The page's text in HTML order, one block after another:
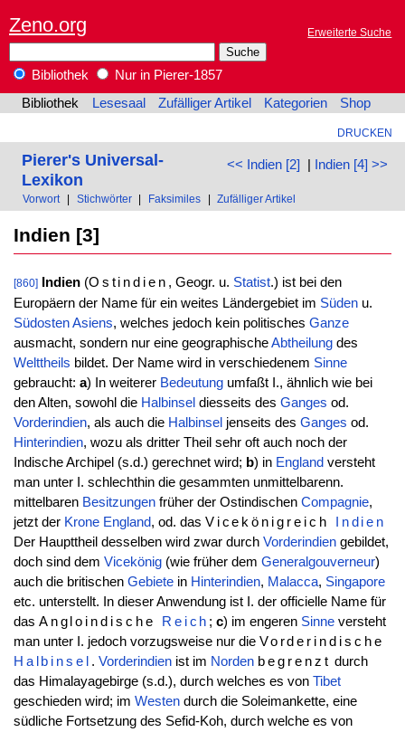
Zeno.org Erweiterte Suche
Bibliothek
Nur in Pierer-1857
Bibliothek
Lesesaal Zufälliger Artikel Kategorien Shop
DRUCKEN
<< Indien [2] | Indien [4] >>
Pierer's Universal-
Lexikon
Vorwort Stichwörter Faksimiles Zufälliger Artikel
Indien [3]
[860] Indien(Ostindien , Geogr. u. Statist.) ist bei den
Europäern der Name für ein weites Ländergebiet im Südenu.
Südosten Asiens, welches jedoch kein politisches Ganze
ausmacht, sondern nur eine geographischeAbtheilungdes
Welttheils bildet. Der Name wird in verschiedenem Sinne
gebraucht: a) In weiterer Bedeutungumfaßt I., ähnlich wie bei
den Alten, sowohl die Halbinsel diesseits des Ganges od.
Vorderindien, als auch die Halbinsel jenseits des Ganges od.
Hinterindien, wozu als dritter Theil sehr oft auch noch der
Indische Archipel (s.d.) gerechnet wird; b) in England versteht
man unter I. schlechthin die gesammten unmittelbarenn.
mittelbaren Besitzungenfrüher der Ostindischen Compagnie,
jetzt der Krone England, od. das Vicekönigreich
Indien
Der Haupttheil desselben wird zwar durch Vorderindiengebildet,
doch sind dem Vicekönig(wie früher dem Generalgouverneur)
auch die britischen Gebietein Hinterindien, Malacca, Singapore
etc. unterstellt. In dieser Anwendung ist I. der officielle Name für
das Angloindische Reich ;c) im engeren Sinne versteht
man unter I. jedoch vorzugsweise nur die Vorderindische
Halbinsel .Vorderindien ist im Norden begrenzt durch
das Himalayagebirge (s.d.), durch welches es von Tibet
geschieden wird; im Westendurch die Soleimankette, eine
südliche Fortsetzung des Sefid-Koh, durch welche es von